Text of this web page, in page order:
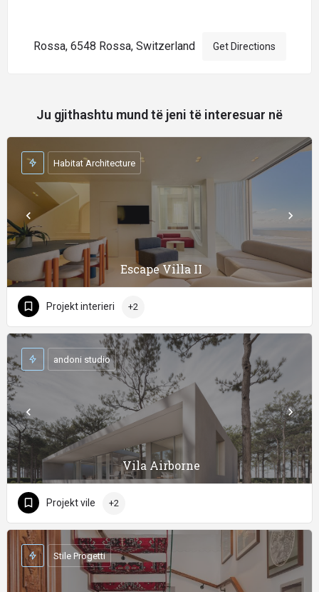
Rossa, 6548 Rossa, Switzerland Get Directions
Ju gjithashtu mund të jeni të interesuar në
Escape Villa II
Habitat Architecture
Projekt interieri +2
Vila Airborne
andoni studio
Projekt vile +2
Stile Progetti